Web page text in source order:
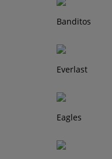
Banditos
Everlast
Eagles